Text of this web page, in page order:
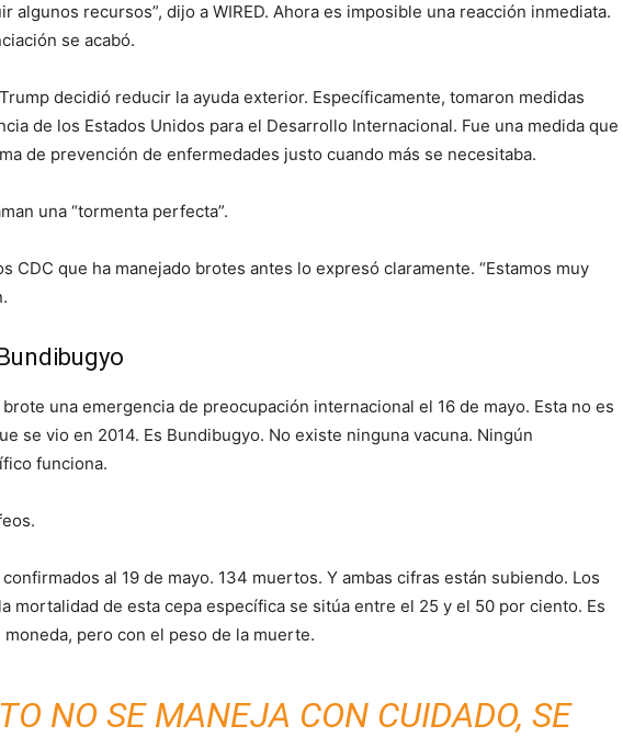
algunos recursos”, dijo a WIRED. Ahora es imposible una reacción inmediata.
se acabó.
decidió reducir la ayuda exterior. Específicamente, tomaron medidas
de los Estados Unidos para el Desarrollo Internacional. Fue una medida que
de prevención de enfermedades justo cuando más se necesitaba.
una “tormenta perfecta”.
CDC que ha manejado brotes antes lo expresó claramente. “Estamos muy
brote una emergencia de preocupación internacional el 16 de mayo. Esta no es
se vio en 2014. Es Bundibugyo. No existe ninguna vacuna. Ningún
funciona.
al 19 de mayo. 134 muertos. Y ambas cifras están subiendo. Los
mortalidad de esta cepa específica se sitúa entre el 25 y el 50 por ciento. Es
pero con el peso de la muerte.
NO SE MANEJA CON CUIDADO, SE